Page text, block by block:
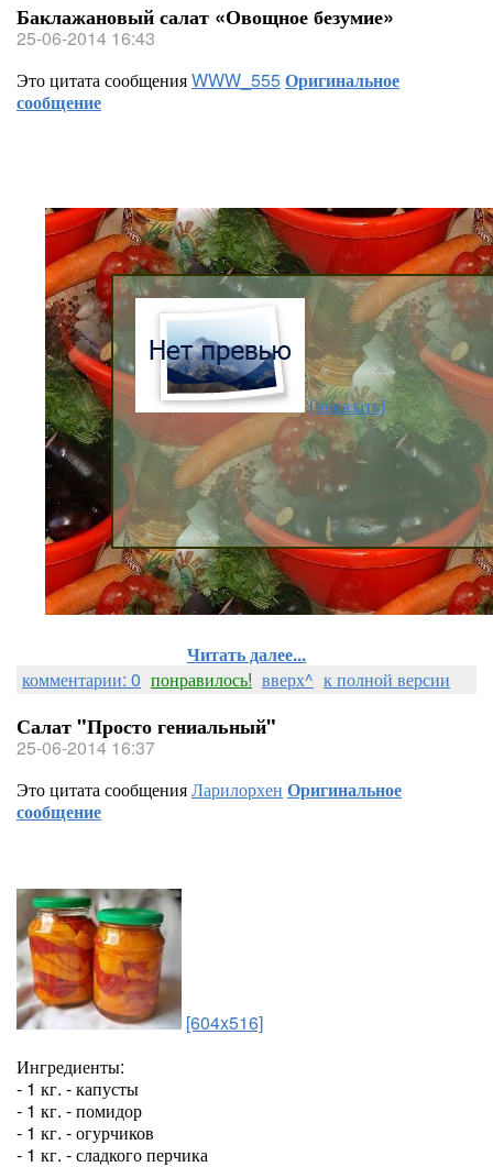
Баклажановый салат «Овощное безумие»
25-06-2014 16:43
Это цитата сообщенияWWW_555Оригинальное
сообщение
[показать]
Читать далее...
комментарии: 0 понравилось! вверх^ к полной версии
Салат "Просто гениальный"
25-06-2014 16:37
Это цитата сообщенияЛарилорхен Оригинальное
сообщение
[604x516]
Ингредиенты:
- 1 кг. - капусты
- 1 кг. - помидор
- 1 кг. - огурчиков
- 1 кг. - сладкого перчика